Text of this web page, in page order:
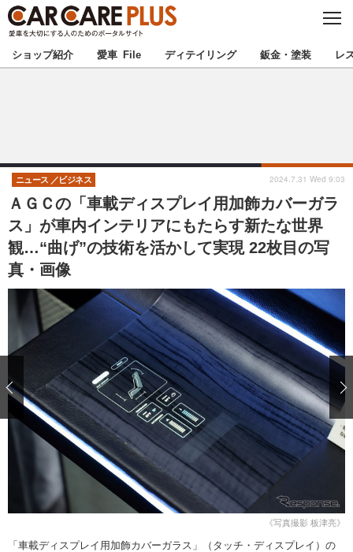
C
S
E
★カーケアプラス認定★ 厳選プロショップを地域から探す
甲信越 北陸
東海 関西
中国 四国
九州 沖縄
注目の記事
ショップレポート 愛車 File
自動車豆知識 ストップ！不具合修理＆粗悪修理
鈑金・塗装
ディテイリング
ディテイリング 洗車
ヘッドライト磨き コーティング
フィルム・ラッピング
鈑金・塗装
小キズ直し 防錆
特集記事
ストップ 不具合修理＆粗悪修理
カーメーカー「旧車」関連プロジェ
クト
ショップ紹介
ショップレポート プロショップ検索
レストア
ェクト
コラム
ショップ紹介 愛車 File ディテイリング 鈑金・塗装 レ
ＡＧＣの「車載ディスプレイ用加飾カバーガラ
ス」が車内インテリアにもたらす新たな世界
観…“曲げ”の技術を活かして実現 22枚目の写
真・画像
ニュース ビジネス 2024.7.31 Wed 9:03
《写真撮影 板津亮》
「車載ディスプレイ用加飾カバーガラス」（タッチ・ディスプレイ）の